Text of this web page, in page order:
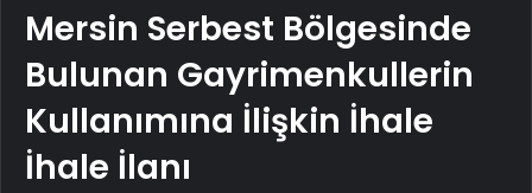
Mersin Serbest Bölgesinde
Bulunan Gayrimenkullerin
Kullanımına İlişkin İhale
İhale İlanı